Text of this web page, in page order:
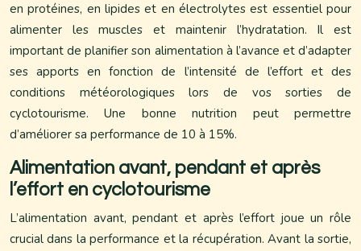
en protéines, en lipides et en électrolytes est essentiel pour
alimenter les muscles et maintenir l’hydratation. Il est
important de planifier son alimentation à l’avance et d’adapter
ses apports en fonction de l’intensité de l’effort et des
conditions météorologiques lors de vos sorties de
cyclotourisme. Une bonne nutrition peut permettre
d’améliorer sa performance de 10 à 15%.
Alimentation avant, pendant et après
l’effort en cyclotourisme
L’alimentation avant, pendant et après l’effort joue un rôle
crucial dans la performance et la récupération. Avant la sortie,